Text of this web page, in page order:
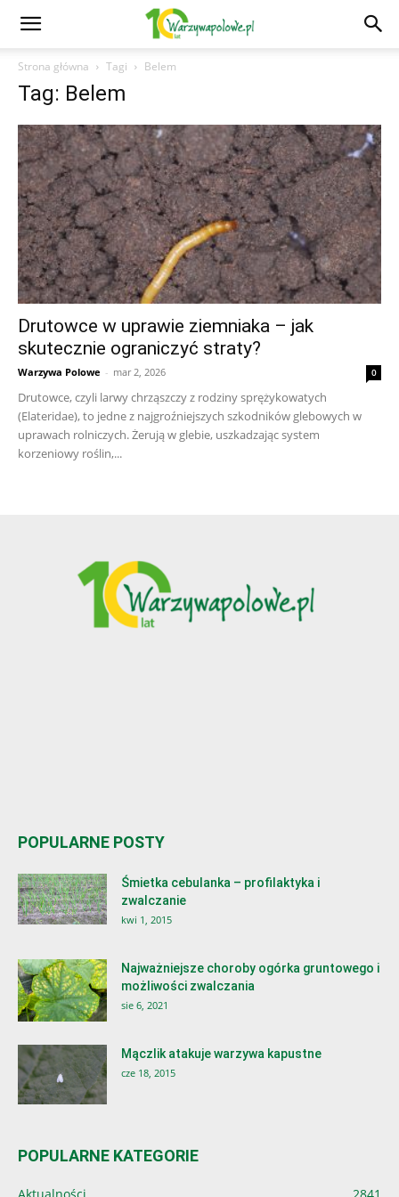
Strona główna Tagi Belem
Tag: Belem
Drutowce w uprawie ziemniaka – jak
skutecznie ograniczyć straty?
Warzywa Polowe - mar 2, 2026 0
Drutowce, czyli larwy chrząszczy z rodziny sprężykowatych
(Elateridae), to jedne z najgroźniejszych szkodników glebowych w
uprawach rolniczych. Żerują w glebie, uszkadzając system
korzeniowy roślin,...
POPULARNE POSTY
Śmietka cebulanka – profilaktyka i
zwalczanie
kwi 1, 2015
Najważniejsze choroby ogórka gruntowego i
możliwości zwalczania
sie 6, 2021
Mączlik atakuje warzywa kapustne
cze 18, 2015
POPULARNE KATEGORIE